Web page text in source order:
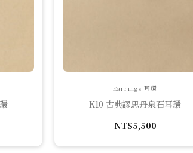
Earrings 耳環
K10 古典謬思丹泉石耳環
NT$5,500